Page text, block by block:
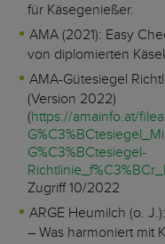
für Käsegenießer.
AMA (2021): Easy
von diplomierten
AMA-Gütesiegel
(Version 2022)
(https://amainfo.at/
G%C3%BCtesiegel-
Zugriff 10/2022
ARGE Heumilch (o.
– Was harmoniert mit